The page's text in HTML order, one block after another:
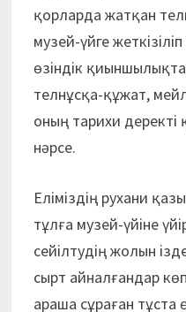
қорларда жатқан
музей-үйге
өзіндік
телнұсқа-құжат,
оның тарихи
нәрсе.
Еліміздің рухани
тұлға музей-үйіне
сейілтудің жолын
сырт айналғандар
араша сұраған тұста